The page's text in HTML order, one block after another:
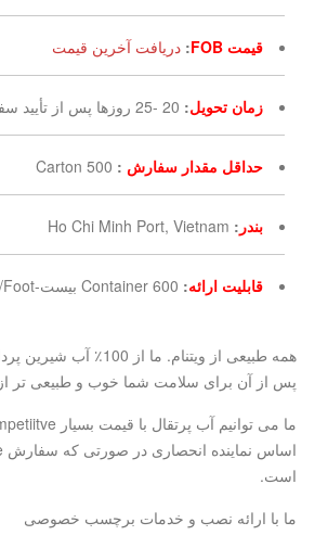
قیمت FOB : دریافت آخرین قیمت
زمان تحویل: 20 -25 روزها پس از تأیید سفارش
حداقل مقدار سفارش :
500 Carton
بندر :
Ho Chi Minh Port, Vietnam
قابلیت ارائه: 600 Container بیست-Foot/ماه ها
همه طبیعی از ویتنام. ما از
پس از آن برای سلامت شما خوب و طبیعی تر
است.
ما با ارائه نصب و خدمات برچسب خصوصی